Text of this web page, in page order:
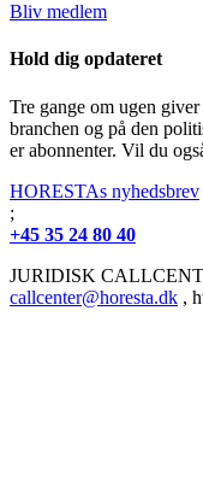
Bliv medlem
Hold dig opdateret
Tre gange om ugen
branchen og på den
er abonnenter. Vil du
HORESTAs nyhedsbrev
;
+45 35 24 80 40
JURIDISK
callcenter@horesta.dk ,